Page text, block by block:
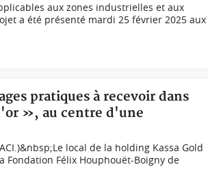
aux zones industrielles et aux
a été présenté mardi 25 février 2025 aux
pratiques à recevoir dans
», au centre d'une
local de la holding Kassa Gold
Fondation Félix Houphouët-Boigny de